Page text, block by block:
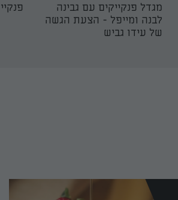
מגדל פנקייקים עם גבינה
לבנה ומייפל - הצעת הגשה
של עידו גביש